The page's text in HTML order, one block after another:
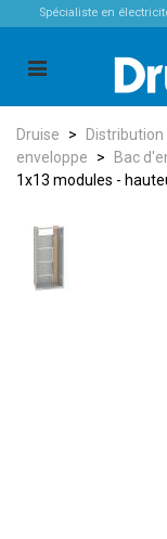
Spécialiste en
Druise >
enveloppe
> Bac
1x13 modules -